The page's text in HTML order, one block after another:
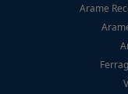
Arame